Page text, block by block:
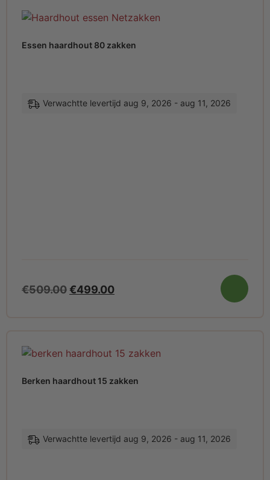
Essen haardhout 80 zakken
€509.00€499.00
Verwachtte levertijd aug 9, 2026 - aug 11, 2026
Berken haardhout 15 zakken
Verwachtte levertijd aug 9, 2026 - aug 11, 2026